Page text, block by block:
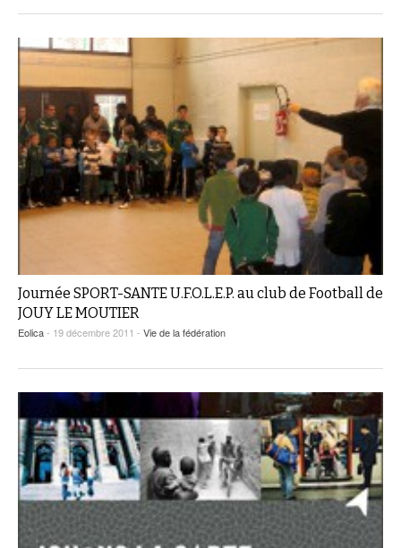
Journée SPORT-SANTE U.F.O.L.E.P. au club de Football de
JOUY LE MOUTIER
Eolica- 19 décembre 2011 - Vie de la fédération